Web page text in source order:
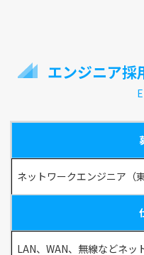
エンジニア採
ネットワークエンジニア（東
LAN、WAN、無線などネッ